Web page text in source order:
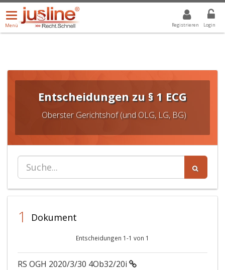
Registrieren Login
Menü
öffnen/schließen
Menü
ALLE DROPDOWN: GEWÄHLTER WERT IST ALLE
Entscheidungen zu § 1 ECG
Oberster Gerichtshof (und OLG, LG, BG)
1 Dokument
Entscheidungen 1-1 von 1
RS OGH 2020/3/30 4Ob32/20i